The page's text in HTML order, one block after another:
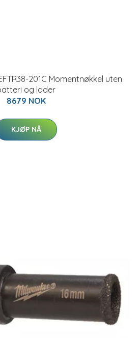
201C Momentnøkkel uten
og lader
8679 NOK
KJØP NÅ